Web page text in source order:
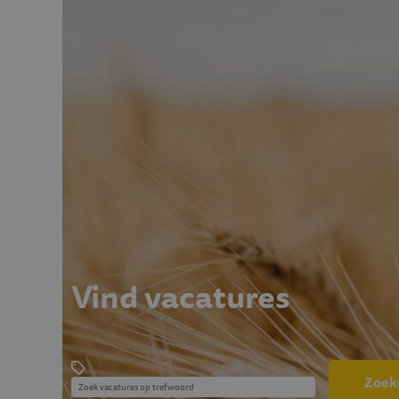
Vind vacatures